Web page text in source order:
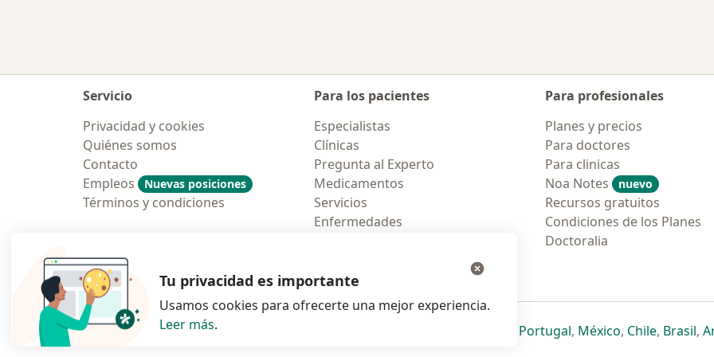
Servicio
Privacidad y cookies
Quiénes somos
Contacto
Empleos
Nuevas posiciones
Términos y condiciones
Para los pacientes
Especialistas
Clínicas
Pregunta al Experto
Medicamentos
Servicios
Enfermedades
Para profesionales
Planes y precios
Para doctores
Para clinicas
Noa Notes
nuevo
Recursos gratuitos
Condiciones de los Planes
Doctoralia
Polska se abre en una nueva pestaña
se abre en una nueva pestaña
se abre en una nueva pestaña
se abre en una nueva pestaña
Portugalse abre en una nueva
, Méxicose abre en una
, Chilese abre
, Brasilse
,
Tu privacidad es importante
Usamos cookies para ofrecerte una mejor experiencia.
Leer más.